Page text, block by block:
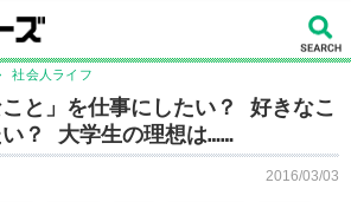
社会人ライフ
と」を仕事にしたい？ 好きなこ
い？ 大学生の理想は……
2016/03/03